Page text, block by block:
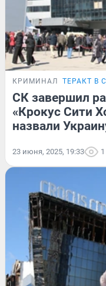
КРИМИНАЛ ТЕРАКТ В
СК завершил
«Крокус Сити
назвали
23 июня, 2025, 19:33